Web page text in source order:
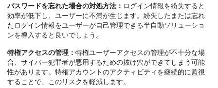
パスワードを忘れた場合の対処方法： ログイン情報を紛失すると
効率が低下し、ユーザーに不満が生じます。紛失したまたは忘れ
たログイン情報をユーザーが自己管理できる半自動ソリューショ
ンを導入すると良いでしょう。
特権アクセスの管理： 特権ユーザーアクセスの管理が不十分な場
合、サイバー犯罪者が悪用するための抜け穴ができてしまう可能
性があります。特権アカウントのアクティビティを継続的に監視
することで、このリスクを軽減します。